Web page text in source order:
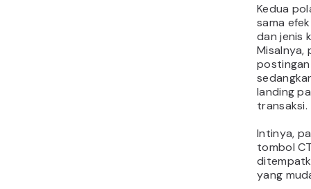
Kedua
sama
dan jenis
Misalnya,
landing
transaksi.
Intinya,
tombol
yang